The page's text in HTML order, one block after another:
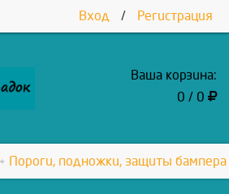
Вход / Регистрация
Ваша корзина:
0 / 0
Пороги, подножки, защиты